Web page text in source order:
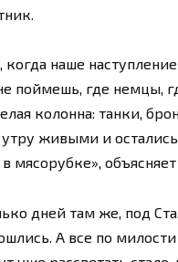
когда наше
поймешь, где немцы,
колонна: танки,
живыми и
в мясорубке»,
дней там же, под
А все по